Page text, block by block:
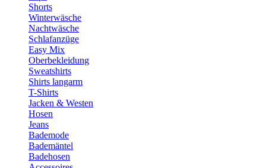
Shorts
Winterwäsche
Nachtwäsche
Schlafanzüge
Easy Mix
Oberbekleidung
Sweatshirts
Shirts langarm
T-Shirts
Jacken & Westen
Hosen
Jeans
Bademode
Bademäntel
Badehosen